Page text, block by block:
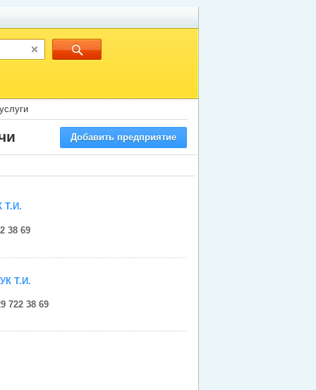
Добавить предприятие
Т.И.
38 69
Т.И.
722 38 69